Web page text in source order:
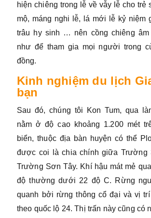
hiện chiêng trong lễ về vẫy lễ cho trẻ
mộ, máng nghi lễ, lá mới lễ kỷ niệm
trâu hy sinh … nên cồng chiêng âm
như để tham gia mọi người trong
đồng.
Kinh nghiệm du lịch
bạn
Sau đó, chúng tôi Kon Tum, qua
nằm ở độ cao khoảng 1.200 mét
biển, thuộc địa bàn huyện có thể
được coi là chia chính giữa Trường
Trường Sơn Tây. Khí hậu mát mẻ
độ thường dưới 22 độ C. Rừng
quanh bởi rừng thông cổ đại và vị
theo quốc lộ 24. Thị trấn này cũng có